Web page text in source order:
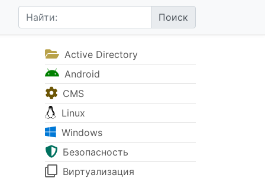
Active Directory
Android
CMS
Linux
Windows
Безопасность
Виртуализация